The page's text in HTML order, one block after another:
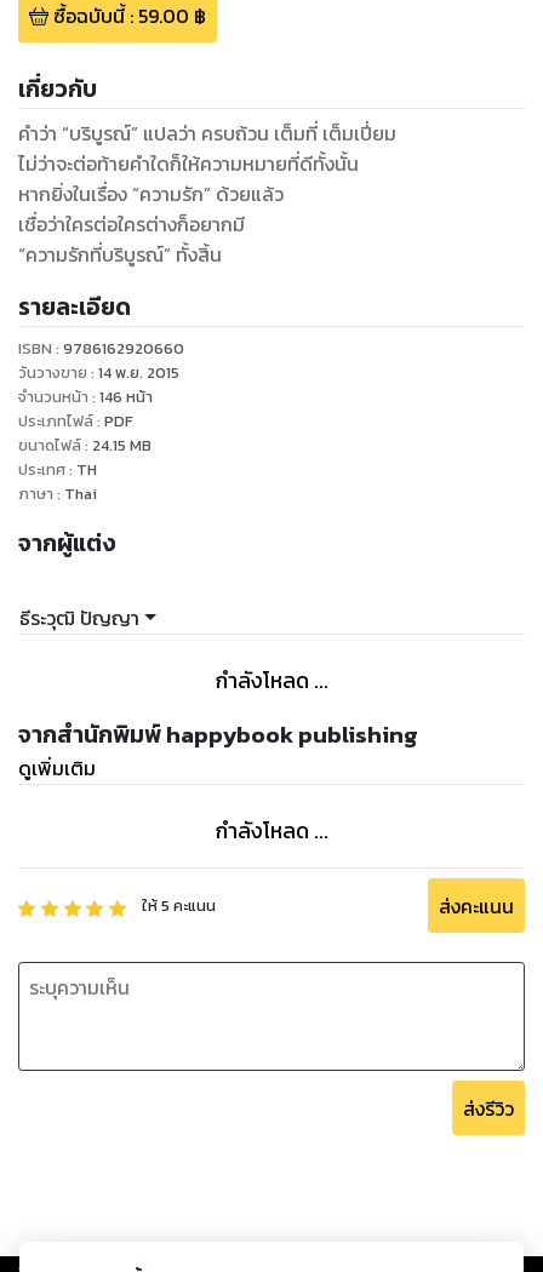
ซื้อฉบับนี้: 59.00 ฿
เกี่ยวกับ
คำว่า “บริบูรณ์” แปลว่า ครบถ้วน เต็มที่ เต็มเปี่ยม
ไม่ว่าจะต่อท้ายคำใดก็ให้ความหมายที่ดีทั้งนั้น
หากยิ่งในเรื่อง “ความรัก” ด้วยแล้ว
เชื่อว่าใครต่อใครต่างก็อยากมี
“ความรักที่บริบูรณ์” ทั้งสิ้น
รายละเอียด
ISBN : 9786162920660
วันวางขาย : 14 พ.ย. 2015
จำนวนหน้า : 146 หน้า
ประเภทไฟล์: PDF
ขนาดไฟล์: 24.15 MB
ประเทศ: TH
ภาษา : Thai
จากผู้แต่ง
ธีระวุฒิ ปัญญา
กำลังโหลด ...
จากสำนักพิมพ์ happybook publishing
ดูเพิ่มเติม
กำลังโหลด ...
ให้5 คะแนน ส่งคะแนน
ส่งรีวิว